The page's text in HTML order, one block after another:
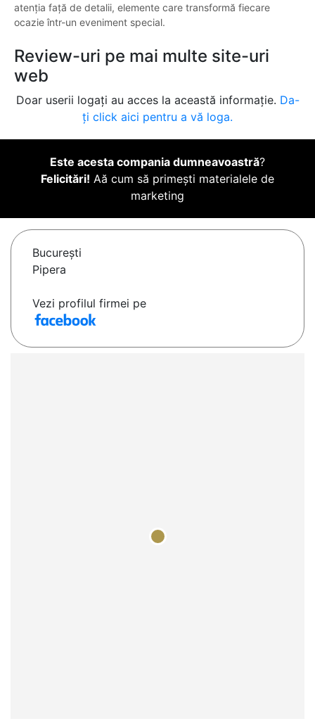
atenția față de detalii, elemente care transformă fiecare
ocazie într-un eveniment special.
Review-uri pe mai multe site-uri
web
Doar userii logați au acces la această informație. Da-
ți click aici pentru a vă loga.
Este acesta compania dumneavoastră?
Felicitări! Aă cum să primești materialele de
marketing
Bucureşti
Pipera
Vezi profilul firmei pe